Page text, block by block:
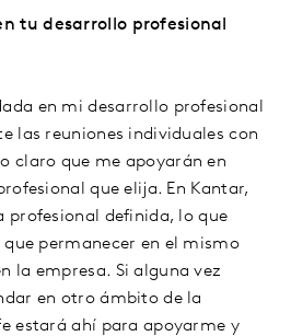
tu desarrollo profesional
en mi desarrollo profesional
las reuniones individuales con
claro que me apoyarán en
que elija. En Kantar,
profesional definida, lo que
permanecer en el mismo
la empresa. Si alguna vez
en otro ámbito de la
estará ahí para apoyarme y